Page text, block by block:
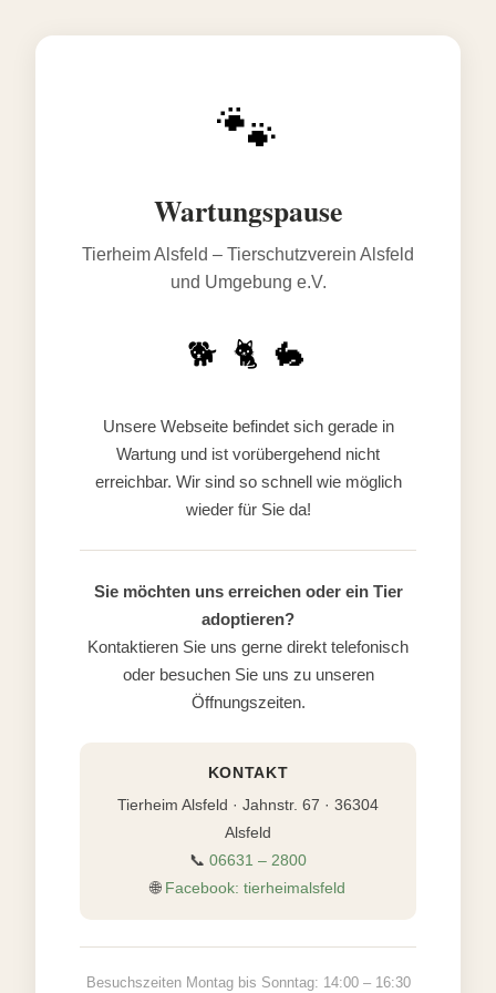
🐾
Wartungspause
Tierheim Alsfeld – Tierschutzverein Alsfeld
und Umgebung e.V.
🐕 🐈 🐇
Unsere Webseite befindet sich gerade in
Wartung und ist vorübergehend nicht
erreichbar. Wir sind so schnell wie möglich
wieder für Sie da!
Sie möchten uns erreichen oder ein Tier
adoptieren?
Kontaktieren Sie uns gerne direkt telefonisch
oder besuchen Sie uns zu unseren
Öffnungszeiten.
KONTAKT
Tierheim Alsfeld · Jahnstr. 67 · 36304
Alsfeld
📞 06631 – 2800
🌐 Facebook: tierheimalsfeld
Besuchszeiten Montag bis Sonntag: 14:00 – 16:30